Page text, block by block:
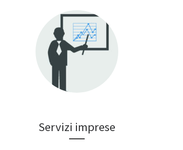
Servizi imprese